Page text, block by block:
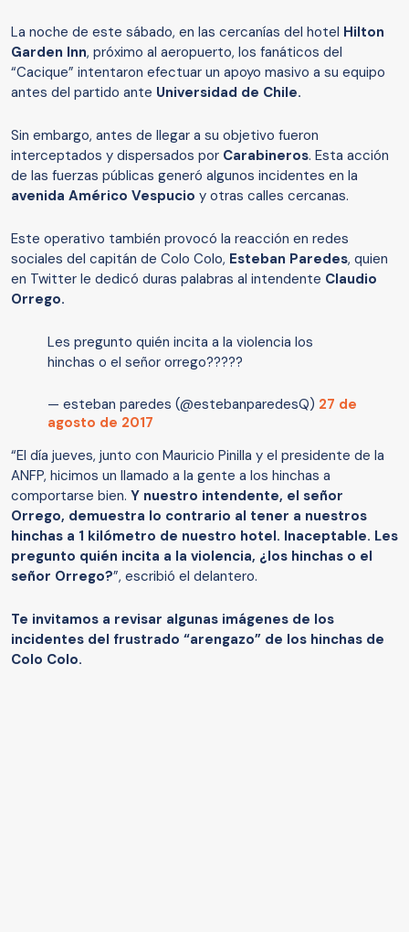
La noche de este sábado, en las cercanías del hotel Hilton
Garden Inn, próximo al aeropuerto, los fanáticos del
“Cacique” intentaron efectuar un apoyo masivo a su equipo
antes del partido ante Universidad de Chile.
Sin embargo, antes de llegar a su objetivo fueron
interceptados y dispersados por Carabineros. Esta acción
de las fuerzas públicas generó algunos incidentes en la
avenida Américo Vespucio y otras calles cercanas.
Este operativo también provocó la reacción en redes
sociales del capitán de Colo Colo, Esteban Paredes, quien
en Twitter le dedicó duras palabras al intendente Claudio
Orrego.
Les pregunto quién incita a la violencia los
hinchas o el señor orrego?????
— esteban paredes (@estebanparedesQ) 27 de
agosto de 2017
“El día jueves, junto con Mauricio Pinilla y el presidente de la
ANFP, hicimos un llamado a la gente a los hinchas a
comportarse bien. Y nuestro intendente, el señor
Orrego, demuestra lo contrario al tener a nuestros
hinchas a 1 kilómetro de nuestro hotel. Inaceptable. Les
pregunto quién incita a la violencia, ¿los hinchas o el
señor Orrego?”, escribió el delantero.
Te invitamos a revisar algunas imágenes de los
incidentes del frustrado “arengazo” de los hinchas de
Colo Colo.